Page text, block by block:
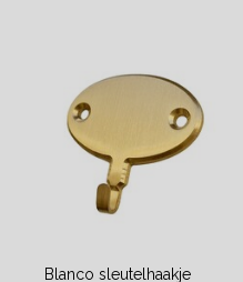
Blanco sleutelhaakje